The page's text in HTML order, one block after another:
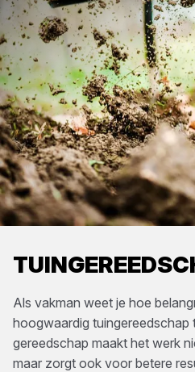
Als vakman weet je hoe
hoogwaardig tuingereedschap
gereedschap maakt het werk
maar zorgt ook voor betere